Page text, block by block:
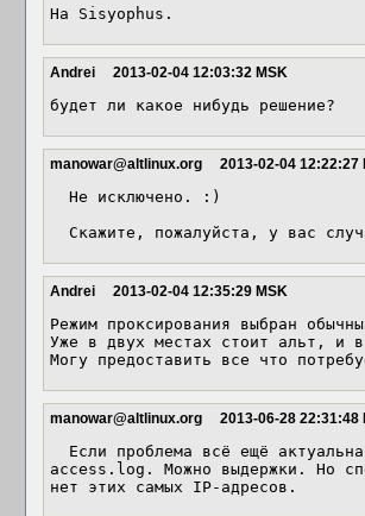
На Sisyophus.
Andrei 2013-02-04 12:03:32 MSK
будет ли какое нибудь решение?
manowar@altlinux.org 2013-02-04 12:22:27
Скажите, пожалуйста, у вас
Andrei 2013-02-04 12:35:29 MSK
Режим проксирования выбран
Уже в двух местах стоит альт, и
Могу предоставить все что
manowar@altlinux.org 2013-06-28 22:31:48
access.log. Можно выдержки. Но
нет этих самых IP-адресов.